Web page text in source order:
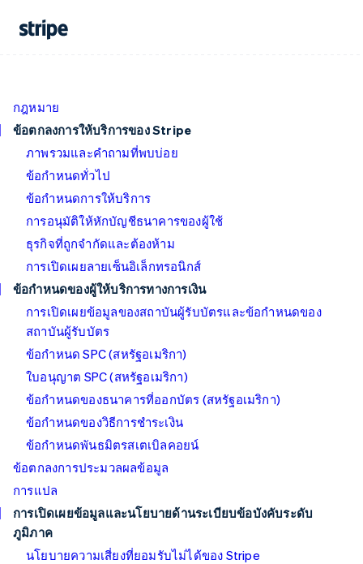
กฎหมาย
ข้อตกลงการให้บริการของ Stripe
ภาพรวมและคำถามที่พบบ่อย
ข้อกำหนดทั่วไป
ข้อกำหนดการให้บริการ
การอนุมัติให้หักบัญชีธนาคารของผู้ใช้
ธุรกิจที่ถูกจำกัดและต้องห้าม
การเปิดเผยลายเซ็นอิเล็กทรอนิกส์
ข้อกำหนดของผู้ให้บริการทางการเงิน
การเปิดเผยข้อมูลของสถาบันผู้รับบัตรและข้อกำหนดของ
สถาบันผู้รับบัตร
ข้อกำหนด SPC (สหรัฐอเมริกา)
ใบอนุญาต SPC (สหรัฐอเมริกา)
ข้อกำหนดของธนาคารที่ออกบัตร (สหรัฐอเมริกา)
ข้อกำหนดของวิธีการชำระเงิน
ข้อกำหนดพันธมิตรสเตเบิลคอยน์
ข้อตกลงการประมวลผลข้อมูล
การแปล
การเปิดเผยข้อมูลและนโยบายด้านระเบียบข้อบังคับระดับ
ภูมิภาค
นโยบายความเสี่ยงที่ยอมรับไม่ได้ของ Stripe